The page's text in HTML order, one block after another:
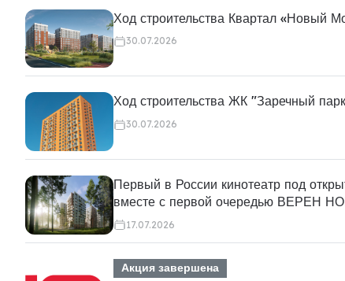
Ход строительства Квартал «Новый
30.07.2026
Ход строительства ЖК "Заречный
30.07.2026
Первый в России кинотеатр под
вместе с первой очередью ВЕРЕН
17.07.2026
Акция завершена